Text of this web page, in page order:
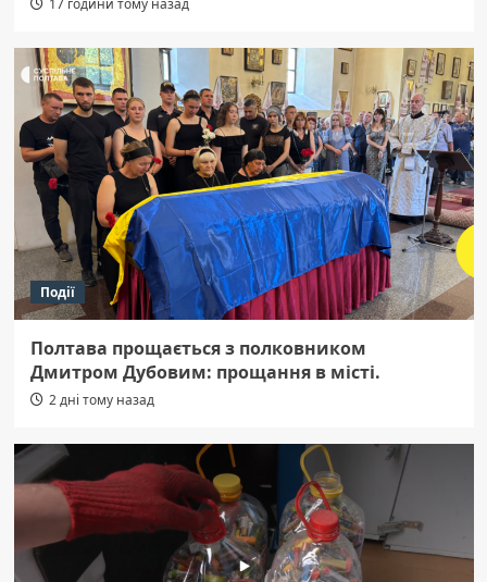
Події
Полтава прощається з полковником
Дмитром Дубовим: прощання в місті.
2 дні тому назад